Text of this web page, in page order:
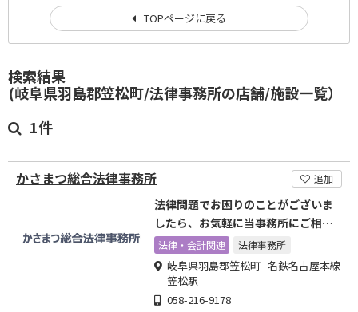
検索結果
(岐阜県羽島郡笠松町/法律事務所の店舗/施設一覧）
1件
かさまつ総合法律事務所 追加
法律問題でお困りのことがございま
したら、お気軽に当事務所にご相談
ください。
法律・会計関連 法律事務所
岐阜県羽島郡笠松町 名鉄名古屋本線
笠松駅
058-216-9178
TOPページに戻る